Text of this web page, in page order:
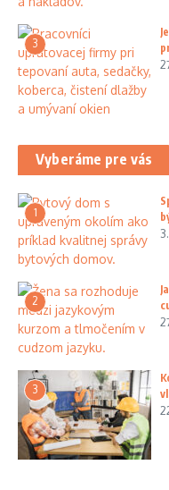
3
Vyberáme pre vás
1
2
3